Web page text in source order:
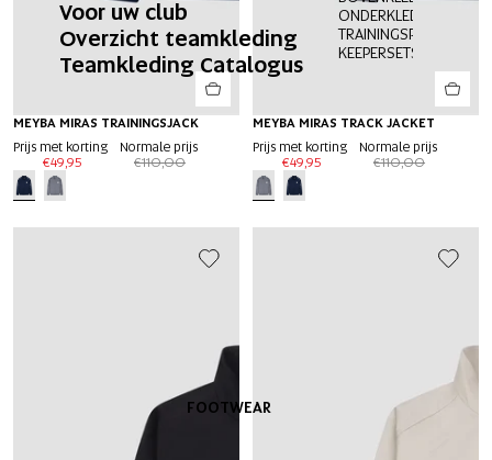
Voor uw club
Overzicht teamkleding
Teamkleding Catalogus
ONDERKLEDING
TRAININGSPAKKEN
KEEPERSETS
FOOTWEAR
-55%
MEYBA MIRAS TRAININGSJACK
Prijs met korting
€49,95
Normale prijs
€110,00
-55%
MEYBA MIRAS TRACK JACKET
Prijs met korting
€49,95
Normale prijs
€110,00